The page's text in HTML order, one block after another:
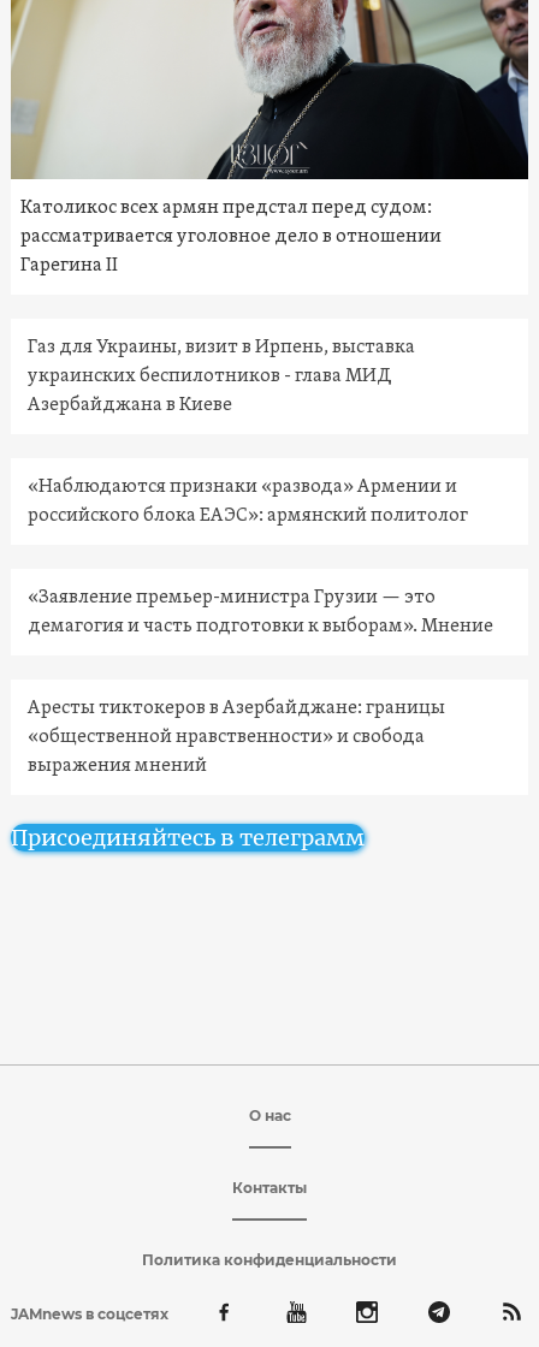
Католикос всех армян предстал перед судом:
рассматривается уголовное дело в отношении
Гарегина II
Газ для Украины, визит в Ирпень, выставка
украинских беспилотников - глава МИД
Азербайджана в Киеве
«Наблюдаются признаки «развода» Армении и
российского блока ЕАЭС»: армянский политолог
«Заявление премьер-министра Грузии — это
демагогия и часть подготовки к выборам». Мнение
Аресты тиктокеров в Азербайджане: границы
«общественной нравственности» и свобода
выражения мнений
Присоединяйтесь в телеграмм
О нас
Контакты
Политика конфиденциальности
JAMnews в соцсетях